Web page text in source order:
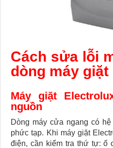
Cách sửa lỗi
dòng máy
Máy giặt
nguồn
Dòng máy cửa ngang có
phức tạp. Khi máy giặt
điện, cần kiểm tra thứ tự: